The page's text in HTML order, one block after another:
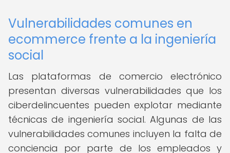
Vulnerabilidades comunes en
ecommerce frente a la ingeniería
social
Las plataformas de comercio electrónico
presentan diversas vulnerabilidades que los
ciberdelincuentes pueden explotar mediante
técnicas de ingeniería social. Algunas de las
vulnerabilidades comunes incluyen la falta de
conciencia por parte de los empleados y